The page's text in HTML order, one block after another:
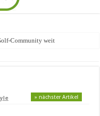
Community weiter au
» nächster Artikel